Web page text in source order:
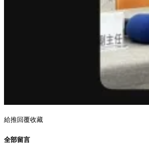
給推回覆收藏
全部留言